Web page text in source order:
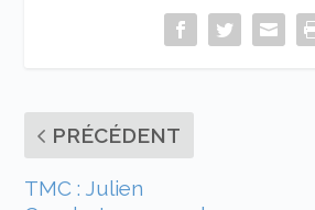
PRÉCÉDENT
TMC : Julien